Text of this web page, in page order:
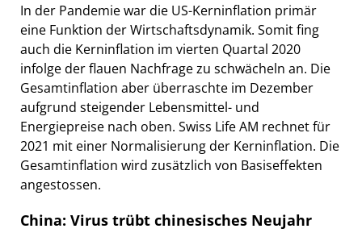
In der Pandemie war die US-Kerninflation primär
eine Funktion der Wirtschaftsdynamik. Somit fing
auch die Kerninflation im vierten Quartal 2020
infolge der flauen Nachfrage zu schwächeln an. Die
Gesamtinflation aber überraschte im Dezember
aufgrund steigender Lebensmittel- und
Energiepreise nach oben. Swiss Life AM rechnet für
2021 mit einer Normalisierung der Kerninflation. Die
Gesamtinflation wird zusätzlich von Basiseffekten
angestossen.
China: Virus trübt chinesisches Neujahr